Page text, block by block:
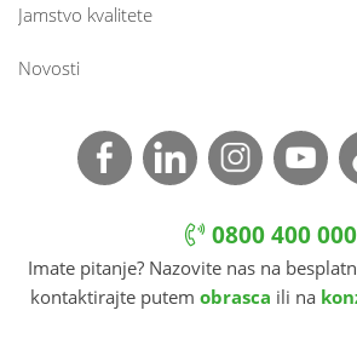
Jamstvo kvalitete
Novosti
0800 400 000
Imate pitanje? Nazovite nas na
kontaktirajte putem obrasca ili na